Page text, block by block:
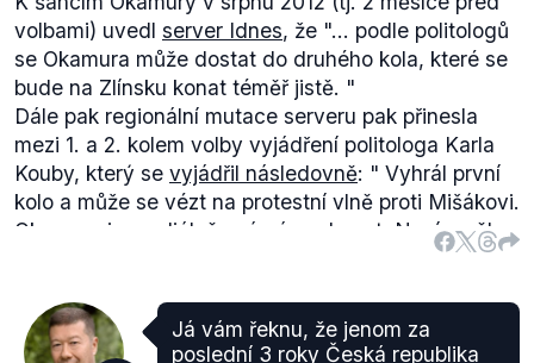
volbami) uvedl server Idnes, že "... podle politologů
se Okamura může dostat do druhého kola, které se
bude na Zlínsku konat téměř jistě. "
Dále pak regionální mutace serveru pak přinesla
mezi 1. a 2. kolem volby vyjádření politologa Karla
Kouby, který se vyjádřil následovně: " Vyhrál první
kolo a může se vézt na protestní vlně proti Mišákovi.
Okamura je mediálně známá osobnost. Navíc měl
velmi kontaktní kampaň, jezdil po jednotlivých
Není tedy pravdou, že by Okamurovy šance byly
veřejně pouze umenšovány. Již před volbami
Já vám řeknu, že jenom za
poslední 3 roky Česká republika